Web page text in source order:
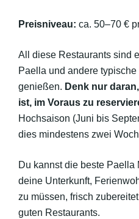
Preisniveau: ca. 50–70 €
All diese Restaurants sind
Paella und andere
genießen. Denk nur
ist, im Voraus zu
Hochsaison (Juni bis
dies mindestens zwei
Du kannst die beste
deine Unterkunft,
zu müssen, frisch
guten Restaurants.